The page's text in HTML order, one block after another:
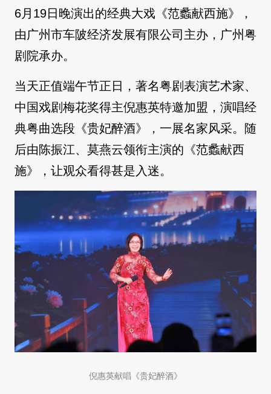
6月19日晚演出的经典大戏《范蠡献西施》，
由广州市车陂经济发展有限公司主办，广州粤
剧院承办。
当天正值端午节正日，著名粤剧表演艺术家、
中国戏剧梅花奖得主倪惠英特邀加盟，演唱经
典粤曲选段《贵妃醉酒》，一展名家风采。随
后由陈振江、莫燕云领衔主演的《范蠡献西
施》，让观众看得甚是入迷。
倪惠英献唱《贵妃醉酒》